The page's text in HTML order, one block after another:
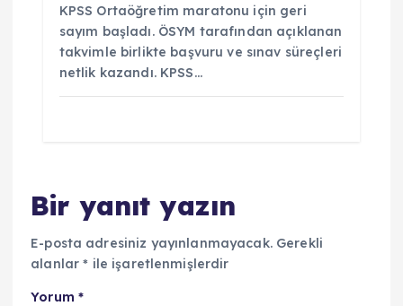
KPSS Ortaöğretim maratonu için geri
sayım başladı. ÖSYM tarafından açıklanan
takvimle birlikte başvuru ve sınav süreçleri
netlik kazandı. KPSS…
Bir yanıt yazın
E-posta adresiniz yayınlanmayacak. Gerekli
alanlar* ile işaretlenmişlerdir
Yorum *